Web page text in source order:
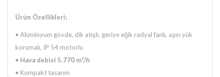
Ürün Özellikleri;
• Alüminyum gövde, dik atışlı, geriye eğik radyal fanlı, aşırı yük
korumalı, IP 54 motorlu
• Hava debisi 5.770 m³/h
• Kompakt tasarım